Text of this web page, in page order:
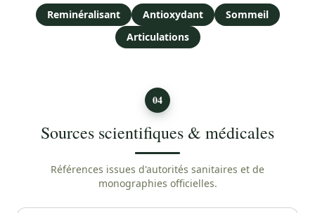
Reminéralisant Antioxydant
Sommeil
Articulations
04
Sources scientifiques & médicales
Références issues d'autorités sanitaires et de
monographies officielles.